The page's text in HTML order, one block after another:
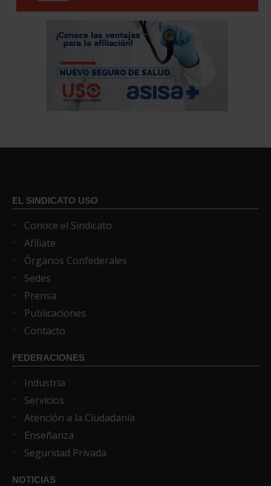
EL SINDICATO USO
Conoce el Sindicato
Afíliate
Órganos Confederales
Sedes
Prensa
Publicaciones
Contacto
FEDERACIONES
Industria
Servicios
Atención a la Ciudadanía
Enseñanza
Seguridad Privada
NOTICIAS